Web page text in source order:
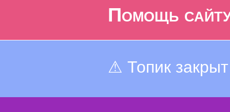
Помощь
⚠ Топик закрыт